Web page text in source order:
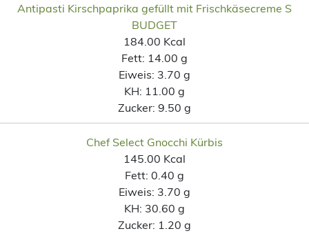
Antipasti Kirschpaprika gefüllt mit Frischkäsecreme S
BUDGET
184.00 Kcal
Fett: 14.00 g
Eiweis: 3.70 g
KH: 11.00 g
Zucker: 9.50 g
Chef Select Gnocchi Kürbis
145.00 Kcal
Fett: 0.40 g
Eiweis: 3.70 g
KH: 30.60 g
Zucker: 1.20 g